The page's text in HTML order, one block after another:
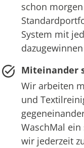
schon
System mit
Miteinander
Wir arbeiten
und
WaschMal ein
wir jederzeit